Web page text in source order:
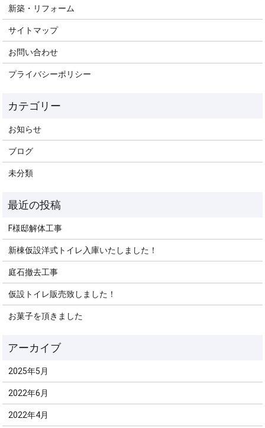
新築・リフォーム
サイトマップ
お問い合わせ
プライバシーポリシー
お知らせ
ブログ
未分類
F様邸解体工事
新棟仮設洋式トイレ入庫いたしました！
庭石撤去工事
仮設トイレ販売致しました！
お菓子を頂きました
2025年5月
2022年6月
2022年4月